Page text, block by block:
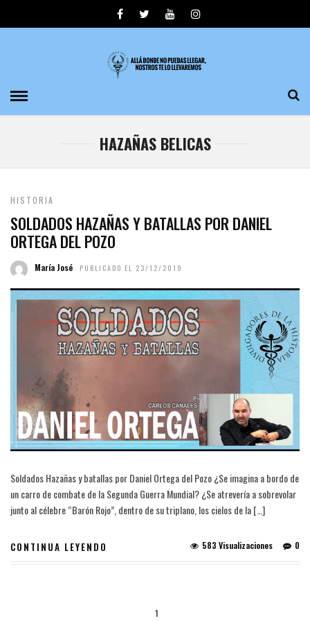
HAZAÑAS BELICAS
HISTORIA
SOLDADOS HAZAÑAS Y BATALLAS POR DANIEL
ORTEGA DEL POZO
María José PUBLICADO EL 23/12/2019
Soldados Hazañas y batallas por Daniel Ortega del Pozo ¿Se imagina a bordo de
un carro de combate de la Segunda Guerra Mundial? ¿Se atrevería a sobrevolar
junto al célebre “Barón Rojo”, dentro de su triplano, los cielos de la […]
CONTINUA LEYENDO 0
583 Visualizaciones
1